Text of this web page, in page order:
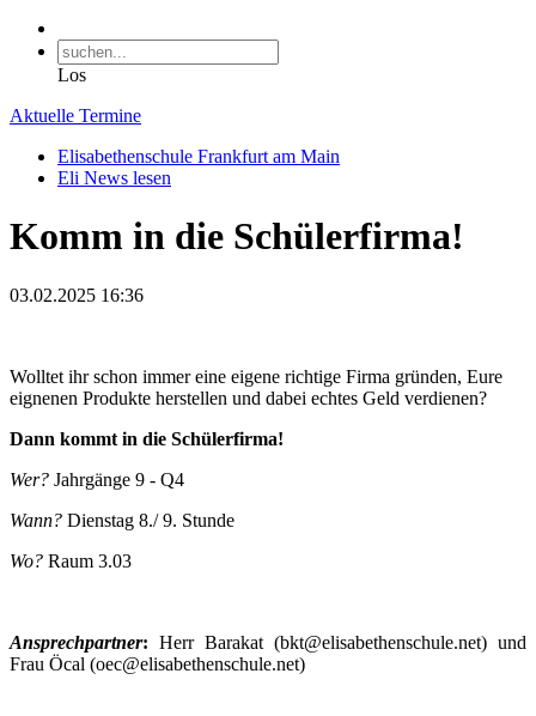
Los
Aktuelle Termine
Elisabethenschule Frankfurt am Main
Eli News lesen
Komm in die Schülerfirma!
03.02.2025 16:36
Wolltet ihr schon immer eine eigene richtige Firma gründen, Eure
eignenen Produkte herstellen und dabei echtes Geld verdienen?
Dann kommt in die Schülerfirma!
Wer? Jahrgänge 9 - Q4
Wann? Dienstag 8./ 9. Stunde
Wo? Raum 3.03
Ansprechpartner: Herr Barakat (bkt@elisabethenschule.net) und
Frau Öcal (oec@elisabethenschule.net)